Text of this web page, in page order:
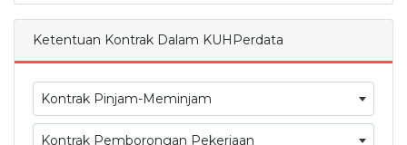
Ketentuan Kontrak Dalam KUHPerdata
Kontrak Pinjam-Meminjam
Kontrak Pemborongan Pekerjaan